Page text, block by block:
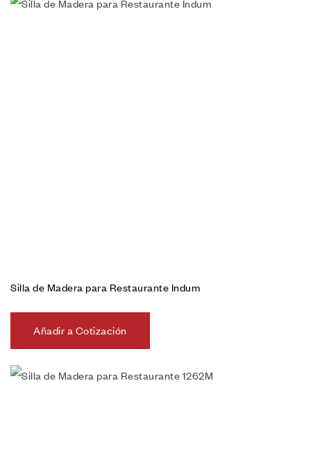
Silla de Madera para Restaurante Indum
Añadir a Cotización